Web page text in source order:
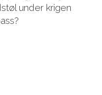
under krigen